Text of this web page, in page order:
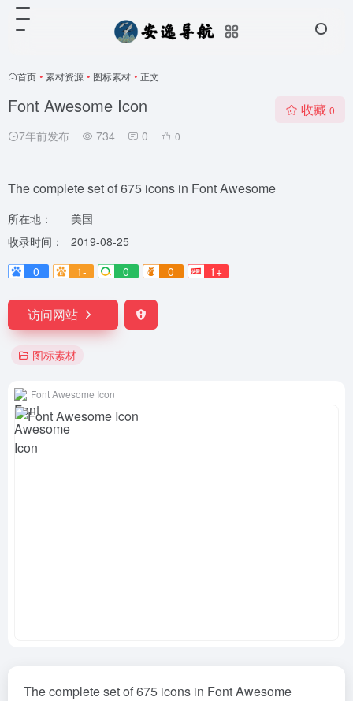
首页 • 素材资源 • 图标素材 • 正文
Font Awesome Icon
7年前发布 734 0 0
收藏 0
The complete set of 675 icons in Font Awesome
所在地：
美国
收录时间：
2019-08-25
0
1- 0 0 1+
访问网站
图标素材
Font Awesome Icon
The complete set of 675 icons in Font Awesome